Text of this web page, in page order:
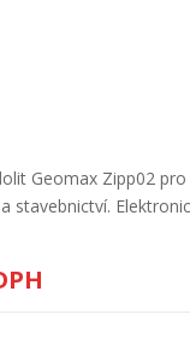
Geomax Zipp02
stavebnictví.